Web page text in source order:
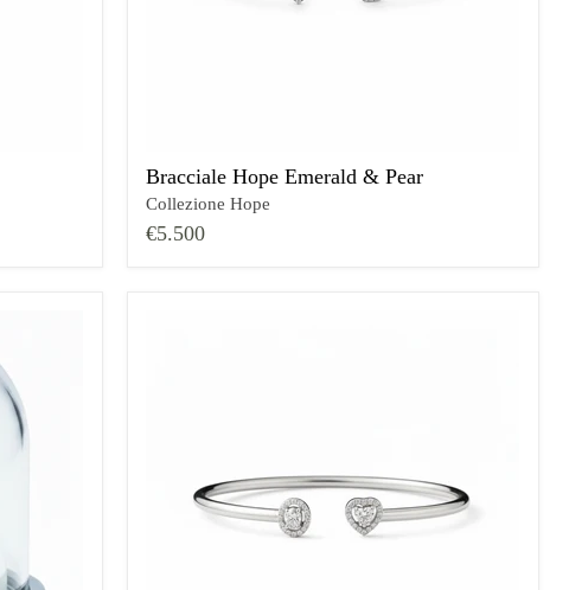
Bracciale Hope Emerald & Pear
Collezione Hope
€5.500